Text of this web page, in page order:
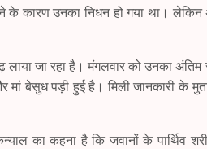
के कारण उनका निधन हो गया था।
लाया जा रहा है। मंगलवार को उनका
मां बेसुध पड़ी हुई है। मिली जानकारी के
का कहना है कि जवानों के पार्थिव